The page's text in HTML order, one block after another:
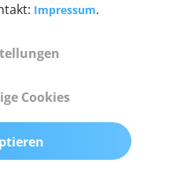
Impressum.
Cookies